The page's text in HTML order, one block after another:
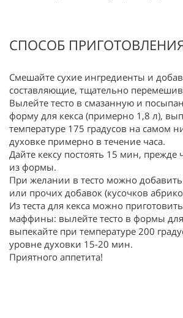
СПОСОБ
Смешайте сухие ингредиенты и
составляющие, тщательно
Вылейте тесто в смазанную и
форму для кекса (примерно 1,8 л),
температуре 175 градусов на самом
духовке примерно в течение часа.
Дайте кексу постоять 15 мин, прежде
из формы.
При желании в тесто можно
или прочих добавок (кусочков
Из теста для кекса можно
маффины: вылейте тесто в формы
выпекайте при температуре 200
уровне духовки 15-20 мин.
Приятного аппетита!